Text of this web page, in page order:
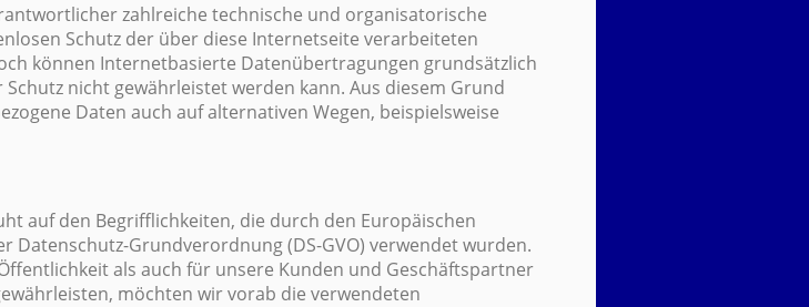
zahlreiche technische und organisatorische
Schutz der über diese Internetseite verarbeiteten
können Internetbasierte Datenübertragungen grundsätzlich
nicht gewährleistet werden kann. Aus diesem Grund
Daten auch auf alternativen Wegen, beispielsweise
auf den Begrifflichkeiten, die durch den Europäischen
Datenschutz-Grundverordnung (DS-GVO) verwendet wurden.
als auch für unsere Kunden und Geschäftspartner
möchten wir vorab die verwendeten